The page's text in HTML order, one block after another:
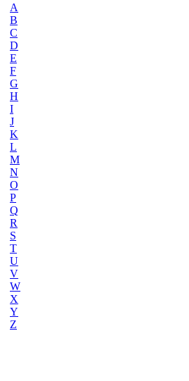
A
B
C
D
E
F
G
H
I
J
K
L
M
N
O
P
Q
R
S
T
U
V
W
X
Y
Z